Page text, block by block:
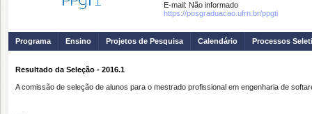
E-mail: Não informado
https://posgraduacao.ufrn.br/ppgti
Programa Ensino Projetos de Pesquisa Calendário Processos
Resultado da Seleção - 2016.1
A comissão de seleção de alunos para o mestrado profissional em engenharia de